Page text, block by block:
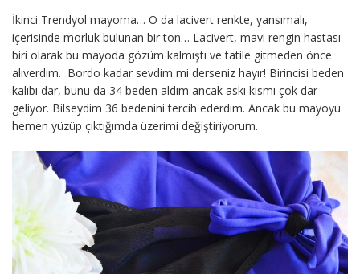
İkinci Trendyol mayoma… O da lacivert renkte, yansımalı,
içerisinde morluk bulunan bir ton… Lacivert, mavi rengin hastası
biri olarak bu mayoda gözüm kalmıştı ve tatile gitmeden önce
alıverdim. Bordo kadar sevdim mi derseniz hayır! Birincisi beden
kalıbı dar, bunu da 34 beden aldım ancak askı kısmı çok dar
geliyor. Bilseydim 36 bedenini tercih ederdim. Ancak bu mayoyu
hemen yüzüp çıktığımda üzerimi değiştiriyorum.